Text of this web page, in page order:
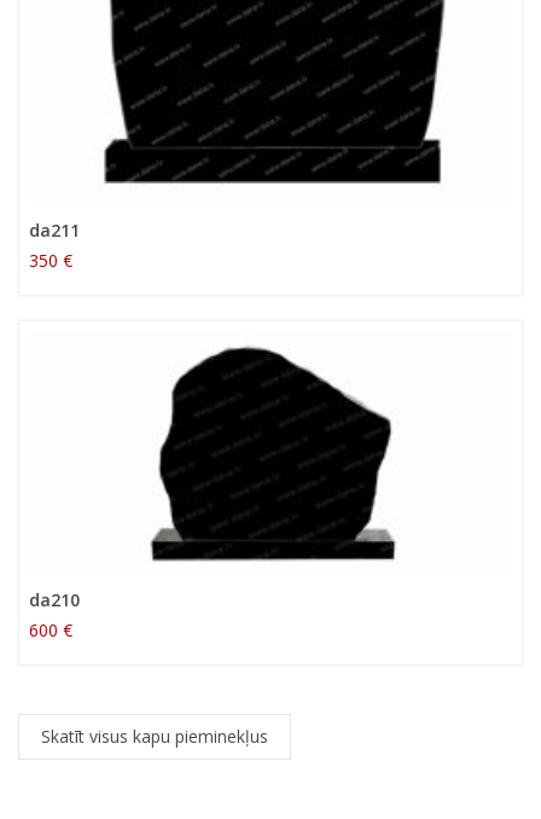
da211
350 €
da210
600 €
Skatīt visus kapu pieminekļus